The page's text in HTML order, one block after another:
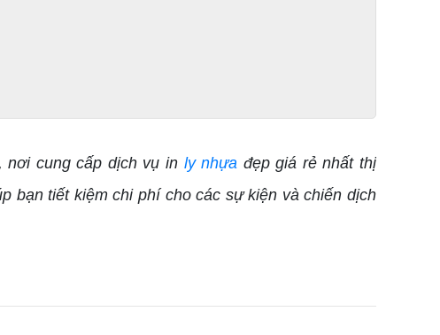
cung cấp dịch vụ in ly nhựa đẹp giá rẻ nhất thị
bạn tiết kiệm chi phí cho các sự kiện và chiến dịch